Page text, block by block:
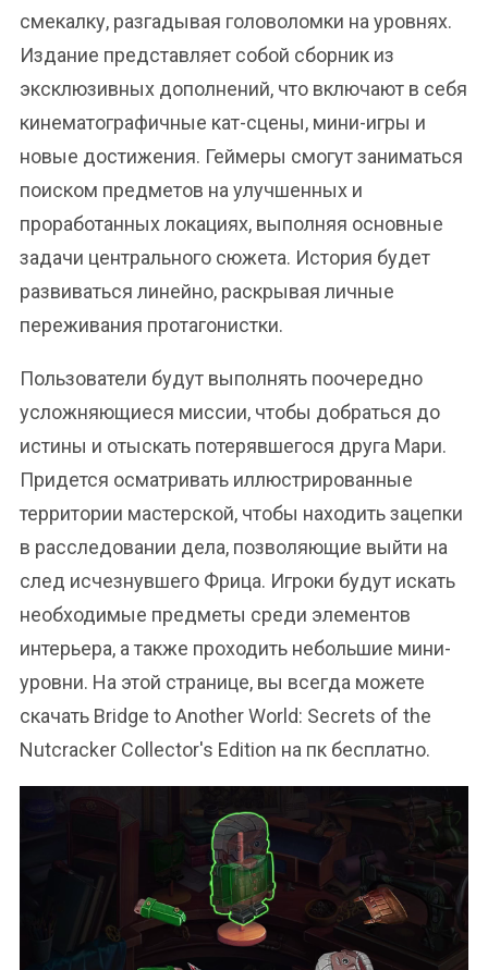
смекалку, разгадывая головоломки на уровнях.
Издание представляет собой сборник из
эксклюзивных дополнений, что включают в себя
кинематографичные кат-сцены, мини-игры и
новые достижения. Геймеры смогут заниматься
поиском предметов на улучшенных и
проработанных локациях, выполняя основные
задачи центрального сюжета. История будет
развиваться линейно, раскрывая личные
переживания протагонистки.
Пользователи будут выполнять поочередно
усложняющиеся миссии, чтобы добраться до
истины и отыскать потерявшегося друга Мари.
Придется осматривать иллюстрированные
территории мастерской, чтобы находить зацепки
в расследовании дела, позволяющие выйти на
след исчезнувшего Фрица. Игроки будут искать
необходимые предметы среди элементов
интерьера, а также проходить небольшие мини-
уровни. На этой странице, вы всегда можете
скачать Bridge to Another World: Secrets of the
Nutcracker Collector's Edition на пк бесплатно.